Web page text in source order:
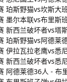
珀斯野猫vs坎斯大
墨尔本联vs布里斯
新西兰破坏者vs塔
珀斯野猫vs阿德莱
伊拉瓦拉老鹰vs悉
新西兰破坏者vs悉
阿德莱德36人 - 布